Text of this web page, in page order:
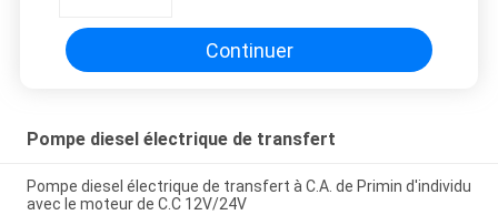
Continuer
Pompe diesel électrique de transfert
Pompe diesel électrique de transfert à C.A. de Primin d'individu
avec le moteur de C.C 12V/24V